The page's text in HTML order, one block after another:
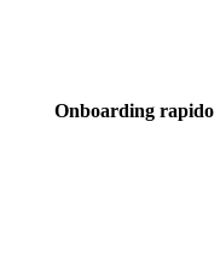
Onboarding rapido